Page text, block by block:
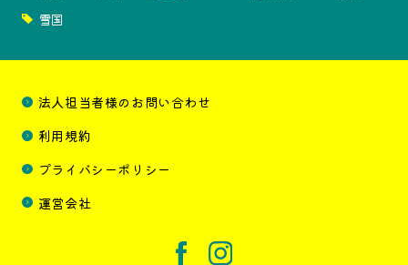
雪国
法人担当者様のお問い合わせ
利用規約
プライバシーポリシー
運営会社